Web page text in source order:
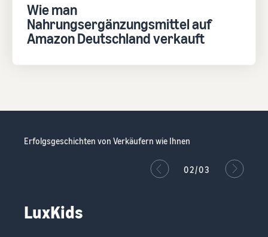
Wie man
Nahrungsergänzungsmittel auf
Amazon Deutschland verkauft
Erfolgsgeschichten von Verkäufern wie Ihnen
02/03
LuxKids